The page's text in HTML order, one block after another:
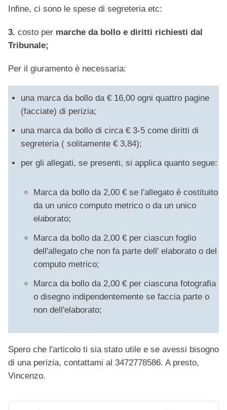
Infine, ci sono le spese di segreteria etc:
3. costo per marche da bollo e diritti richiesti dal
Tribunale;
Per il giuramento è necessaria:
una marca da bollo da € 16,00 ogni quattro pagine
(facciate) di perizia;
una marca da bollo di circa € 3-5 come diritti di
segreteria ( solitamente € 3,84);
per gli allegati, se presenti, si applica quanto segue:
Marca da bollo da 2,00 € se l'allegato è costituito
da un unico computo metrico o da un unico
elaborato;
Marca da bollo da 2,00 € per ciascun foglio
dell'allegato che non fa parte dell' elaborato o del
computo metrico;
Marca da bollo da 2,00 € per ciascuna fotografia
o disegno indipendentemente se faccia parte o
non dell'elaborato;
Spero che l'articolo ti sia stato utile e se avessi bisogno
di una perizia, contattami al 3472778586. A presto,
Vincenzo.